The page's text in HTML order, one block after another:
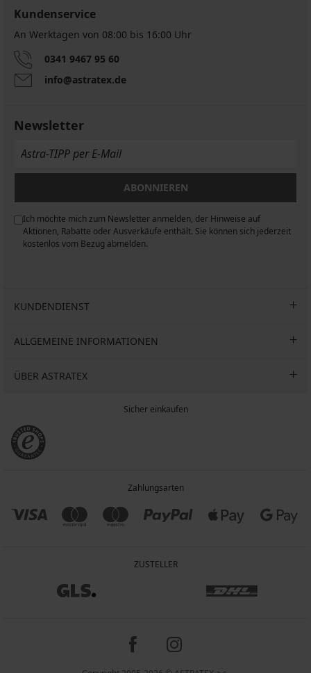
Kundenservice
An Werktagen von 08:00 bis 16:00 Uhr
0341 9467 95 60
info@astratex.de
Newsletter
ABONNIEREN
Ich möchte mich zum Newsletter anmelden, der Hinweise auf
Aktionen, Rabatte oder Ausverkäufe enthält. Sie können sich jederzeit
kostenlos vom Bezug abmelden.
KUNDENDIENST
ALLGEMEINE INFORMATIONEN
ÜBER ASTRATEX
Sicher einkaufen
Zahlungsarten
ZUSTELLER